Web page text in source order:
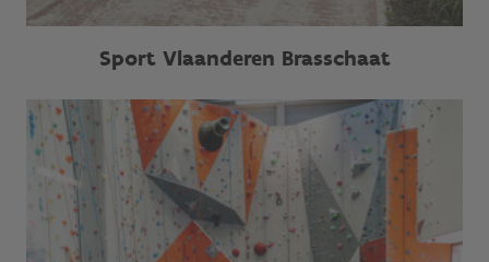
Sport Vlaanderen Brasschaat